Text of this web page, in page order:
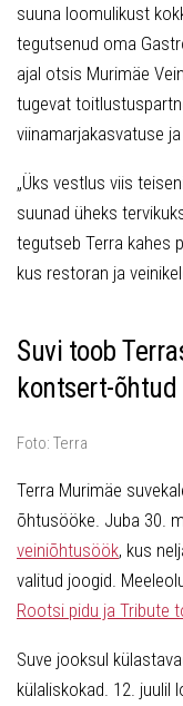
suuna loomulikust
tegutsenud oma
ajal otsis Murimäe
tugevat
viinamarjakasvatuse
„Üks vestlus viis
suunad üheks
tegutseb Terra kahes
kus restoran ja
Suvi toob
kontsert-õhtud
Foto: Terra
Terra Murimäe
õhtusööke. Juba 30.
veiniõhtusöök, kus
valitud joogid.
Rootsi pidu ja Tribute
Suve jooksul
külaliskokad. 12. juulil